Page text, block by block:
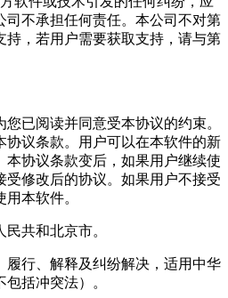
司不承担任何责任。本公司不对第
持，若用户需要获取支持，请与第
已阅读并同意受本协议的约束。
协议条款。用户可以在本软件的新
本协议条款变后，如果用户继续使
受修改后的协议。如果用户不接受
本软件。
共和北京市。
履行、解释及纠纷解决，适用中华
括冲突法）。